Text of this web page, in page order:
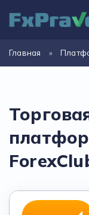
Главная »